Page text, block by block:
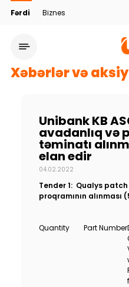
Fərdi Biznes
Bank
Xəbərlər və
Unibank KB
avadanlıq və
təminatı
elan edir
04.02.2022
Tender 1: Qualys
proqramının alınması
Quantity Part Number